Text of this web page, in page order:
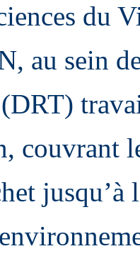
du
au sein
couvrant